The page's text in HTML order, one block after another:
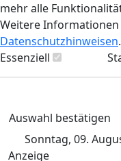
mehr alle
Weitere
Datenschutzhinweisen.
Essenziell
Auswahl bestätigen
Sonntag, 09.
Anzeige